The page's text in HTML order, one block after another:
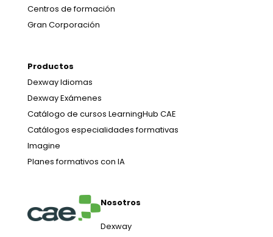
Centros de formación
Gran Corporación
Productos
Dexway Idiomas
Dexway Exámenes
Catálogo de cursos LearningHub CAE
Catálogos especialidades formativas
Imagine
Planes formativos con IA
Nosotros
Dexway